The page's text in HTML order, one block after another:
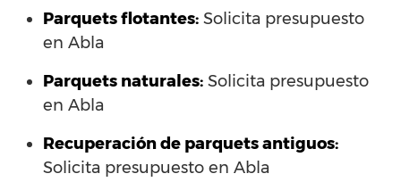
Parquets flotantes: Solicita presupuesto
en Abla
Parquets naturales: Solicita presupuesto
en Abla
Recuperación de parquets antiguos:
Solicita presupuesto en Abla